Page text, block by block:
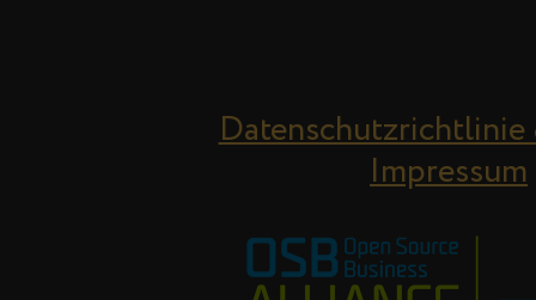
Datenschutzrichtlinie
Impressum